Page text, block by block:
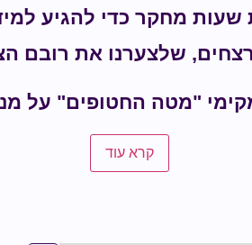
שעות מחקר כדי להגיע
"מטה החטופים" על
קרא עוד